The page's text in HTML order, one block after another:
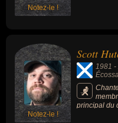
Notez-le !
Notez-le !
Scott
1981 -
principal du
Frightened